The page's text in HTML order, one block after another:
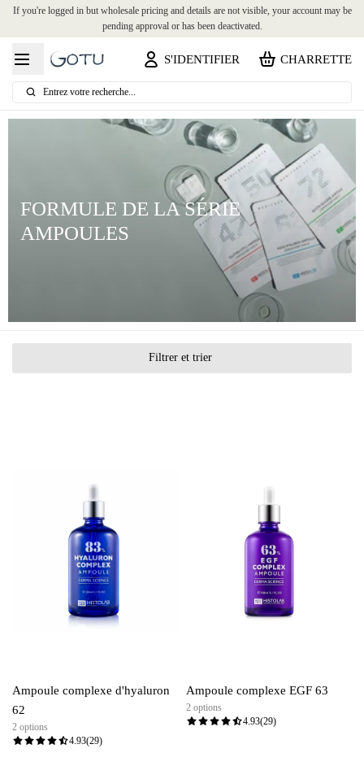
If you're logged in but wholesale pricing and details are not visible, your account may be
pending approval or has been deactivated.
S'IDENTIFIER CHARRETTE
Entrez votre recherche...
FORMULE DE LA SÉRIE
AMPOULES
Filtrer et trier
Ampoule complexe d'hyaluron
62
2 options
4.93(29)
Ampoule complexe EGF 63
2 options
4.93(29)